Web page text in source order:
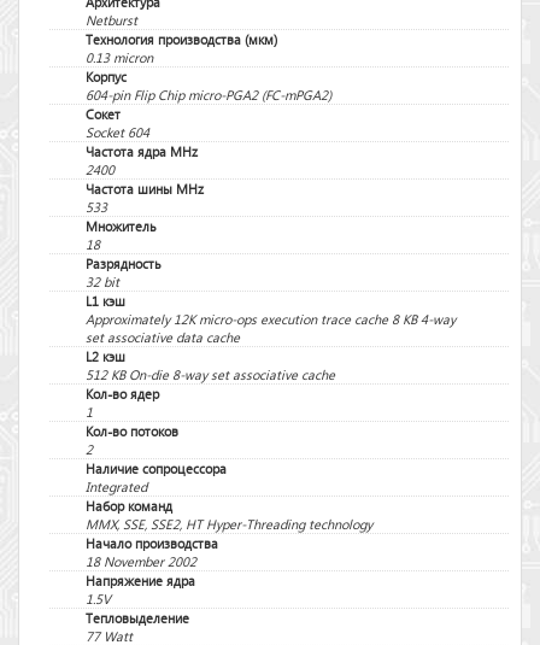
Netburst
Технология производства (мкм)
0.13 micron
Корпус
604-pin Flip Chip micro-PGA2 (FC-mPGA2)
Сокет
Socket 604
Частота ядра MHz
2400
Частота шины MHz
533
Множитель
18
Разрядность
32 bit
L1 кэш
Approximately 12K micro-ops execution trace cache 8 KB 4-way
set associative data cache
L2 кэш
512 KB On-die 8-way set associative cache
Кол-во ядер
1
Кол-во потоков
2
Наличие сопроцессора
Integrated
Набор команд
MMX, SSE, SSE2, HT Hyper-Threading technology
Начало производства
18 November 2002
Напряжение ядра
1.5V
Тепловыделение
77 Watt